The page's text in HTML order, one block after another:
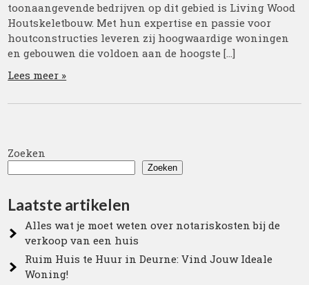
toonaangevende bedrijven op dit gebied is Living Wood
Houtskeletbouw. Met hun expertise en passie voor
houtconstructies leveren zij hoogwaardige woningen
en gebouwen die voldoen aan de hoogste […]
Lees meer »
Zoeken
Zoeken
Laatste artikelen
Alles wat je moet weten over notariskosten bij de
verkoop van een huis
Ruim Huis te Huur in Deurne: Vind Jouw Ideale
Woning!